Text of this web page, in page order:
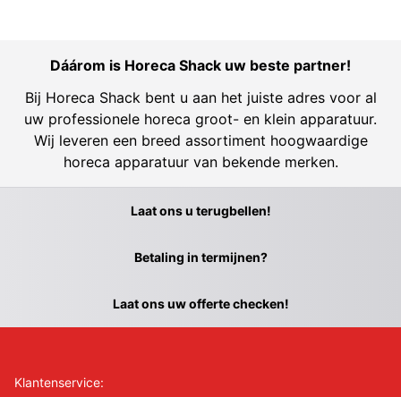
Dáárom is Horeca Shack uw beste partner!
Bij Horeca Shack bent u aan het juiste adres voor al
uw professionele horeca groot- en klein apparatuur.
Wij leveren een breed assortiment hoogwaardige
horeca apparatuur van bekende merken.
Laat ons u terugbellen!
Betaling in termijnen?
Laat ons uw offerte checken!
Klantenservice: